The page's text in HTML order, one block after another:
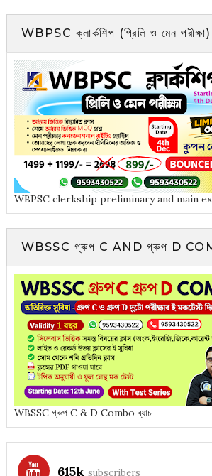
WBPSC ক্লার্কশিপ (প্রিলি ও মেন পরীক্ষা)
WBPSC clerkship preliminary and main
WBSSC গ্ৰুপ C AND গ্ৰুপ D
WBSSC গ্ৰুপ C & D Combo ব্যাচ
615k subscribers